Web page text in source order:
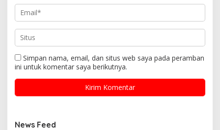
Simpan nama, email, dan situs web saya pada peramban
ini untuk komentar saya berikutnya.
News Feed